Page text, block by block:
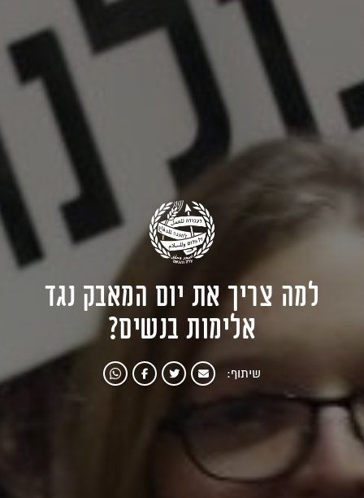
למה צריך את יום המאבק נגד
אלימות בנשים?
שיתוף: